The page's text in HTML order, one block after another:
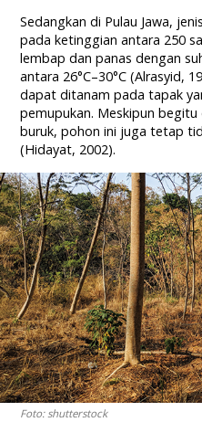
Sedangkan di Pulau Jawa,
pada ketinggian antara 250
lembap dan panas dengan
antara 26°C–30°C (Alrasyid,
dapat ditanam pada tapak
pemupukan. Meskipun
buruk, pohon ini juga tetap
(Hidayat, 2002).
Foto: shutterstock